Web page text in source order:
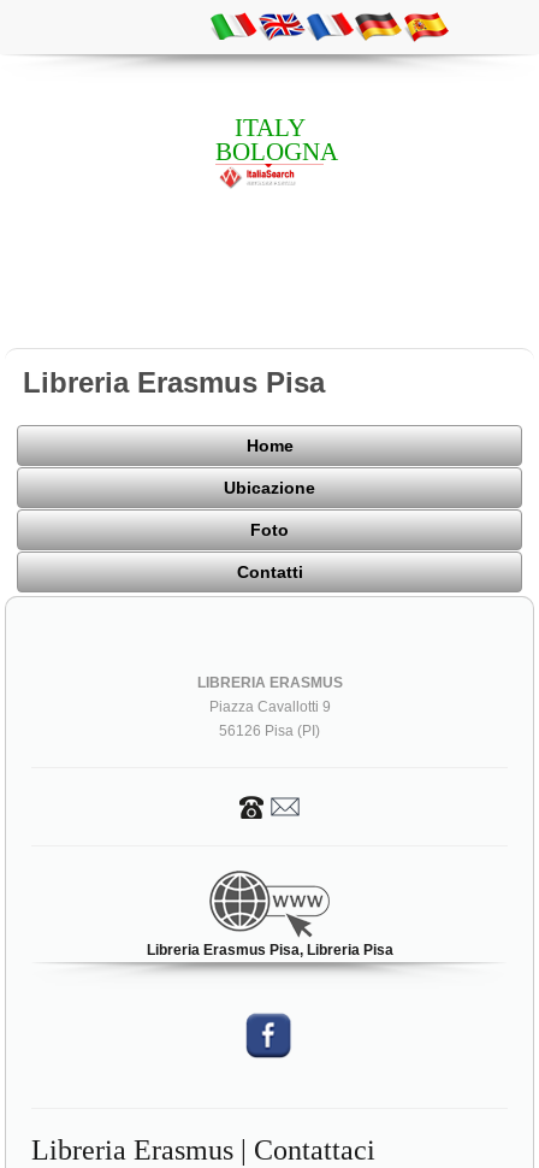
ITALY
BOLOGNA
Libreria Erasmus Pisa
Home
Ubicazione
Foto
Contatti
LIBRERIA ERASMUS
Piazza Cavallotti 9
56126 Pisa (PI)
Libreria Erasmus Pisa, Libreria Pisa
Libreria Erasmus | Contattaci